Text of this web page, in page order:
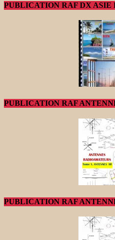
PUBLICATION RAF DX ASIE
PUBLICATION RAF
PUBLICATION RAF